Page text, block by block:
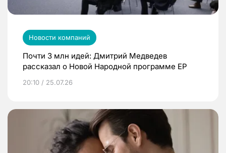
Новости компаний
Почти 3 млн идей: Дмитрий Медведев
рассказал о Новой Народной программе ЕР
20:10 / 25.07.26